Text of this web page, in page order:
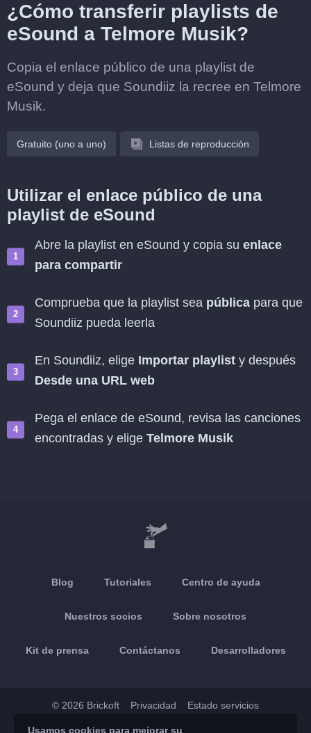
¿Cómo transferir playlists de
eSound a Telmore Musik?
Copia el enlace público de una playlist de
eSound y deja que Soundiiz la recree en Telmore
Musik.
Gratuito (uno a uno) Listas de reproducción
Utilizar el enlace público de una
playlist de eSound
Abre la playlist en eSound y copia su enlace
para compartir
Comprueba que la playlist sea pública para que
Soundiiz pueda leerla
En Soundiiz, elige Importar playlist y después
Desde una URL web
Pega el enlace de eSound, revisa las canciones
encontradas y elige Telmore Musik
Blog Tutoriales Centro de ayuda
Nuestros socios Sobre nosotros
Kit de prensa Contáctanos Desarrolladores
© 2026 Brickoft Privacidad Estado servicios
Usamos cookies para mejorar su